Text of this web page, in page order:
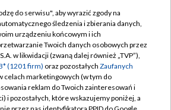
TVP
TVP
Cyfrowa
Regulamin TVP
prywatności
Moje zgody
Pomoc
do serwisu", aby wyrazić zgody na
śledzenia i zbierania danych,
urządzeniu końcowym i ich
Twoich danych osobowych przez
w likwidacji (zwaną dalej również „TVP”),
(1201 firm) oraz pozostałych Zaufanych
celach marketingowych (w tym do
reklam do Twoich zainteresowań i
i pozostałych, które wskazujemy poniżej, a